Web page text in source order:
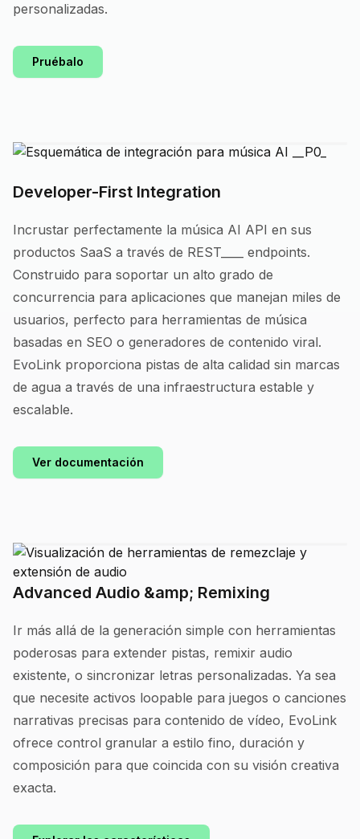
personalizadas.
Pruébalo
Developer-First Integration
Incrustar perfectamente la música AI API en sus
productos SaaS a través de REST____ endpoints.
Construido para soportar un alto grado de
concurrencia para aplicaciones que manejan miles de
usuarios, perfecto para herramientas de música
basadas en SEO o generadores de contenido viral.
EvoLink proporciona pistas de alta calidad sin marcas
de agua a través de una infraestructura estable y
escalable.
Ver documentación
Advanced Audio &amp; Remixing
Ir más allá de la generación simple con herramientas
poderosas para extender pistas, remixir audio
existente, o sincronizar letras personalizadas. Ya sea
que necesite activos loopable para juegos o canciones
narrativas precisas para contenido de vídeo, EvoLink
ofrece control granular a estilo fino, duración y
composición para que coincida con su visión creativa
exacta.